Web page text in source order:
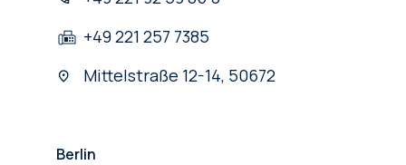
+49 221 257 7385
Mittelstraße 12-14, 50672
Berlin